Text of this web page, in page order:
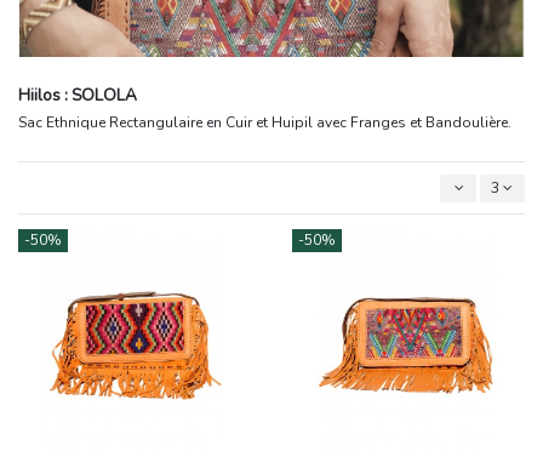
Hiilos : SOLOLA
Sac Ethnique Rectangulaire en Cuir et Huipil avec Franges et Bandoulière.
3
-50% -50%